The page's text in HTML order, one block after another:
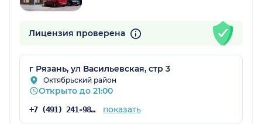
Лицензия проверена
г Рязань, ул Васильевская, стр 3
Октябрьский район
Открыто до 21:00
+7 (491) 241-98-46 показать